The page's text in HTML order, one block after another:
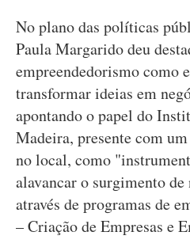
No plano das políticas
Paula Margarido deu
empreendedorismo como
transformar ideias em
apontando o papel do
Madeira, presente com
no local, como
alavancar o surgimento
através de programas de
– Criação de Empresas e